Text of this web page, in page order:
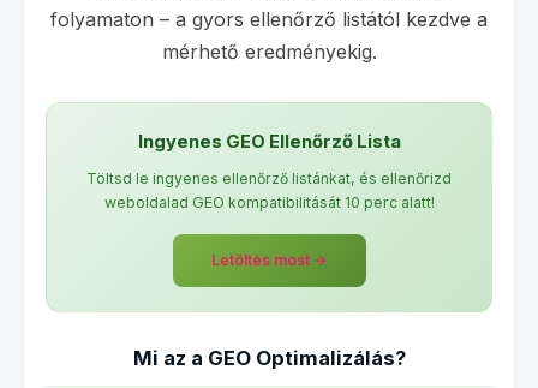
folyamaton – a gyors ellenőrző listától kezdve a
mérhető eredményekig.
Ingyenes GEO Ellenőrző Lista
Töltsd le ingyenes ellenőrző listánkat, és ellenőrizd
weboldalad GEO kompatibilitását 10 perc alatt!
Letöltés most →
Mi az a GEO Optimalizálás?